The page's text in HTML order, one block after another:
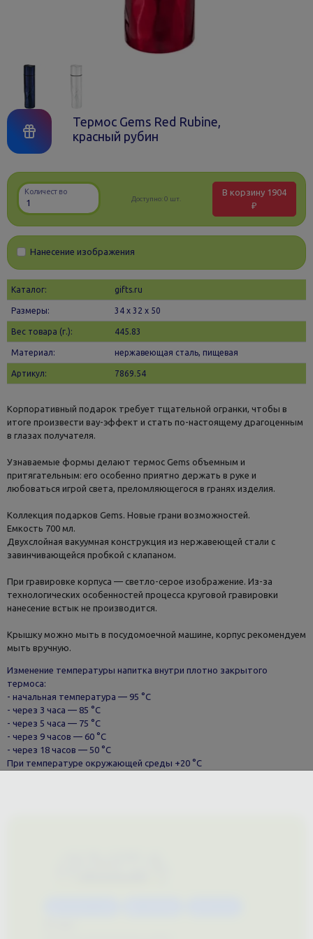
Термос Gems Red Rubine,
красный рубин
Количество
Доступно:0 шт.
В корзину 1904
₽
Нанесение изображения
Каталог: gifts.ru
Размеры: 34 х 32 x 50
Вес товара (г.): 445.83
Материал: нержавеющая сталь, пищевая
Артикул: 7869.54
Корпоративный подарок требует тщательной огранки, чтобы в
итоге произвести вау-эффект и стать по-настоящему драгоценным
в глазах получателя.
Узнаваемые формы делают термос Gems объемным и
притягательным: его особенно приятно держать в руке и
любоваться игрой света, преломляющегося в гранях изделия.
Коллекция подарков Gems. Новые грани возможностей.
Емкость 700 мл.
Двухслойная вакуумная конструкция из нержавеющей стали с
завинчивающейся пробкой с клапаном.
При гравировке корпуса — светло-серое изображение. Из-за
технологических особенностей процесса круговой гравировки
нанесение встык не производится.
Крышку можно мыть в посудомоечной машине, корпус рекомендуем
мыть вручную.
Изменение температуры напитка внутри плотно закрытого
термоса:
- начальная температура — 95 °С
- через 3 часа — 85 °С
- через 5 часа — 75 °С
- через 9 часов — 60 °С
- через 18 часов — 50 °С
При температуре окружающей среды +20 °С